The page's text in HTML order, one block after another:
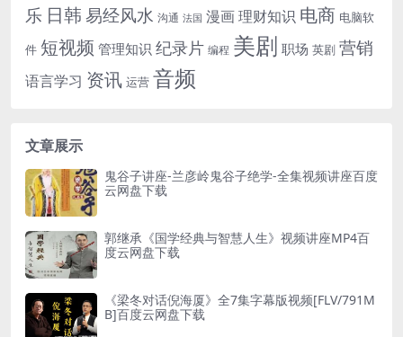
乐 日韩易经风水 沟通 法国 漫画理财知识 电商 电脑软
件 短视频 管理知识 纪录片 编程 美剧 职场 英剧 营销
语言学习 资讯 运营 音频
文章展示
鬼谷子讲座-兰彦岭鬼谷子绝学-全集视频讲座百度
云网盘下载
郭继承《国学经典与智慧人生》视频讲座MP4百
度云网盘下载
《梁冬对话倪海厦》全7集字幕版视频[FLV/791M
B]百度云网盘下载